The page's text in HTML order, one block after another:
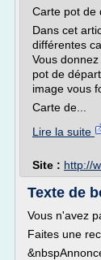
Carte pot de
Dans cet
différentes
Vous
pot de
image vous
Carte de...
Lire la suite
Site : http://
Texte de
Vous n'avez
Faites une